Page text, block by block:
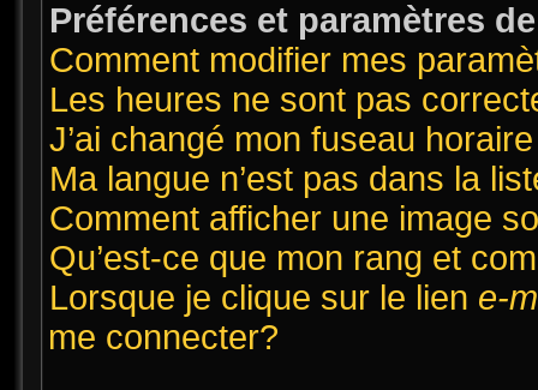
Préférences et paramètres
Comment modifier mes
Les heures ne sont pas
J’ai changé mon fuseau
Ma langue n’est pas dans la
Comment afficher une image
Qu’est-ce que mon rang et
Lorsque je clique sur le lien e-
me connecter?